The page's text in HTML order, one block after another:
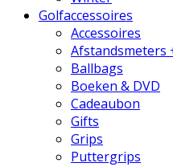
Golfaccessoires
Accessoires
Afstandsmeters
Ballbags
Boeken & DVD
Cadeaubon
Gifts
Grips
Puttergrips